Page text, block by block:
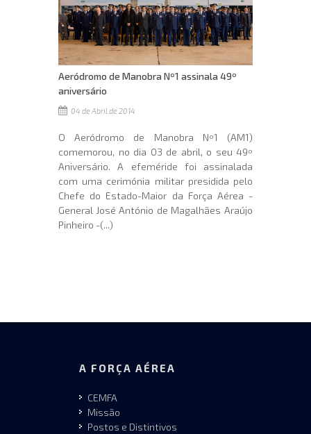
Aeródromo de Manobra Nº1 assinala 49º
aniversário
04 de Abril de 2014
O Aeródromo de Manobra Nº1 (AM1)
comemorou, no dia 03 de abril, o seu 49º
Aniversário. A efeméride foi assinalada
com uma cerimónia militar presidida pelo
Chefe do Estado-Maior da Força Aérea -
General José António de Magalhães Araújo
Pinheiro -(...)
A FORÇA AÉREA
CEMFA
Missão
Postos e Distintivos